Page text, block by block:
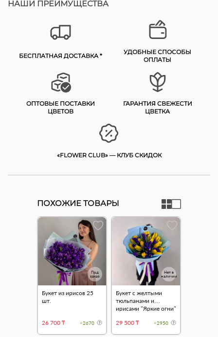
НАШИ ПРЕИМУЩЕСТВА
БЕСПЛАТНАЯ ДОСТАВКА *
УДОБНЫЕ СПОСОБЫ
ОПЛАТЫ
ОПТОВЫЕ ПОСТАВКИ
ЦВЕТОВ
ГАРАНТИЯ СВЕЖЕСТИ
ЦВЕТКА
«FLOWER CLUB» — КЛУБ СКИДОК
ПОХОЖИЕ ТОВАРЫ
Под
заказ
Букет из ирисов 25
шт.
26 700 ₸ +2670
Нет в
наличии
Букет с желтыми
тюльпанами и
ирисами "Яркие огни"
29 500 ₸
+2950